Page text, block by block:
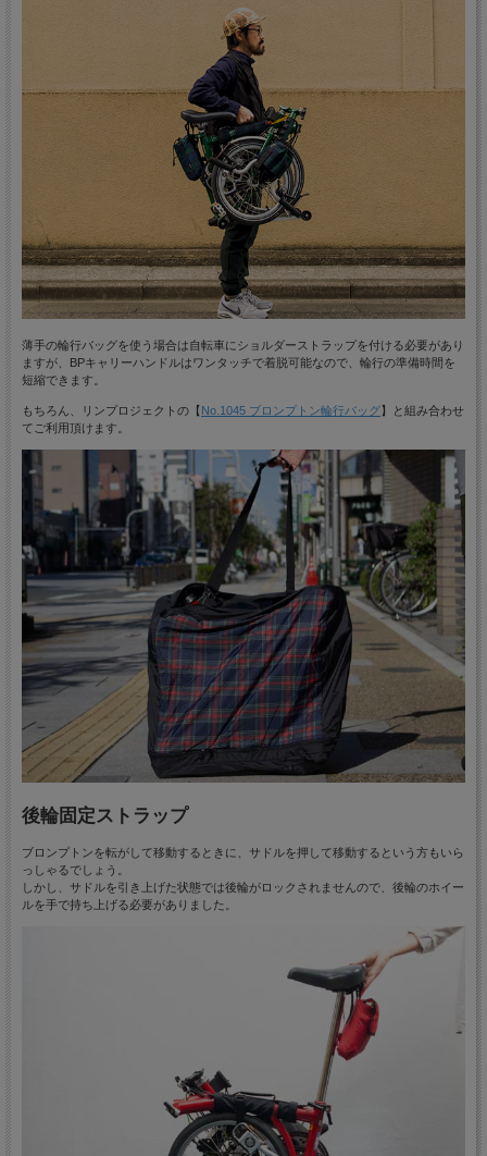
薄手の輪行バッグを使う場合は自転車にショルダーストラップを付ける必要があり
ますが、BPキャリーハンドルはワンタッチで着脱可能なので、輪行の準備時間を
短縮できます。
もちろん、リンプロジェクトの【No.1045 ブロンプトン輪行バッグ】と組み合わせ
てご利用頂けます。
後輪固定ストラップ
ブロンプトンを転がして移動するときに、サドルを押して移動するという方もいら
っしゃるでしょう。
しかし、サドルを引き上げた状態では後輪がロックされませんので、後輪のホイー
ルを手で持ち上げる必要がありました。